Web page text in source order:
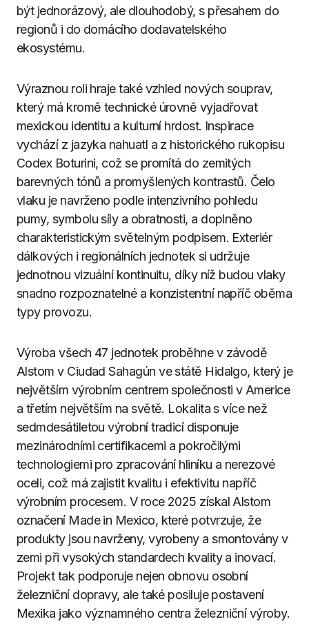
být jednorázový, ale dlouhodobý, s přesahem do
regionů i do domácího dodavatelského
ekosystému.
Výraznou roli hraje také vzhled nových souprav,
který má kromě technické úrovně vyjadřovat
mexickou identitu a kulturní hrdost. Inspirace
vychází z jazyka nahuatl a z historického rukopisu
Codex Boturini, což se promítá do zemitých
barevných tónů a promyšlených kontrastů. Čelo
vlaku je navrženo podle intenzivního pohledu
pumy, symbolu síly a obratnosti, a doplněno
charakteristickým světelným podpisem. Exteriér
dálkových i regionálních jednotek si udržuje
jednotnou vizuální kontinuitu, díky níž budou vlaky
snadno rozpoznatelné a konzistentní napříč oběma
typy provozu.
Výroba všech 47 jednotek proběhne v závodě
Alstom v Ciudad Sahagún ve státě Hidalgo, který je
největším výrobním centrem společnosti v Americe
a třetím největším na světě. Lokalita s více než
sedmdesátiletou výrobní tradicí disponuje
mezinárodními certifikacemi a pokročilými
technologiemi pro zpracování hliníku a nerezové
oceli, což má zajistit kvalitu i efektivitu napříč
výrobním procesem. V roce 2025 získal Alstom
označení Made in Mexico, které potvrzuje, že
produkty jsou navrženy, vyrobeny a smontovány v
zemi při vysokých standardech kvality a inovací.
Projekt tak podporuje nejen obnovu osobní
železniční dopravy, ale také posiluje postavení
Mexika jako významného centra železniční výroby.